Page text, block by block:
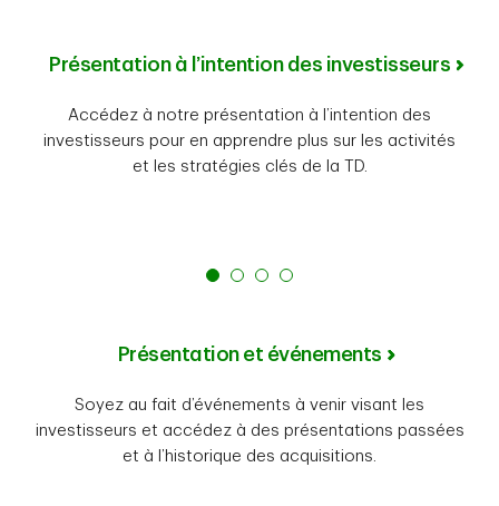
Présentation à l’intention des investisseurs
Accédez à notre présentation à l’intention des
investisseurs pour en apprendre plus sur les activités
et les stratégies clés de la TD.
Présentation et événements
Soyez au fait d’événements à venir visant les
investisseurs et accédez à des présentations passées
et à l’historique des acquisitions.